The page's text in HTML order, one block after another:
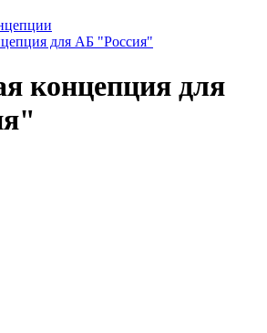
для АБ "Россия"
концепция для